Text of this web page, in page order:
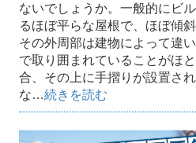
ないでしょうか。一般的にビ
るほぼ平らな屋根で、ほぼ傾
その外周部は建物によって違
で取り囲まれていることがほ
合、その上に手摺りが設置さ
な…続きを読む